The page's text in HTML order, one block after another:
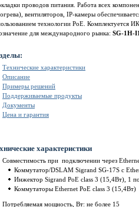
проводов питания. Работа всех
вентиляторов, IP-камеры
технологии PoE. Комплектуется
для международного рынка: SG-1H-I1
Технические характеристики
Описание
Примеры решений
Поддерживаемые продукты
Документы
Цена и гарантия
характеристики
Совместимость при подключении через
Коммутатор/DSLAM Sigrand SG-17S с
Инжектор Sigrand PoE class 3 (15,4Вт), 1
Коммутаторы Ethernet PoE class 3 (15,4Вт)
Потребляемая мощность, Вт: не более 15